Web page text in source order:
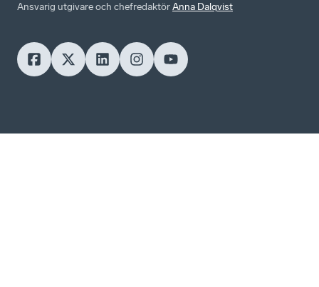
Ansvarig utgivare och chefredaktörAnna Dalqvist